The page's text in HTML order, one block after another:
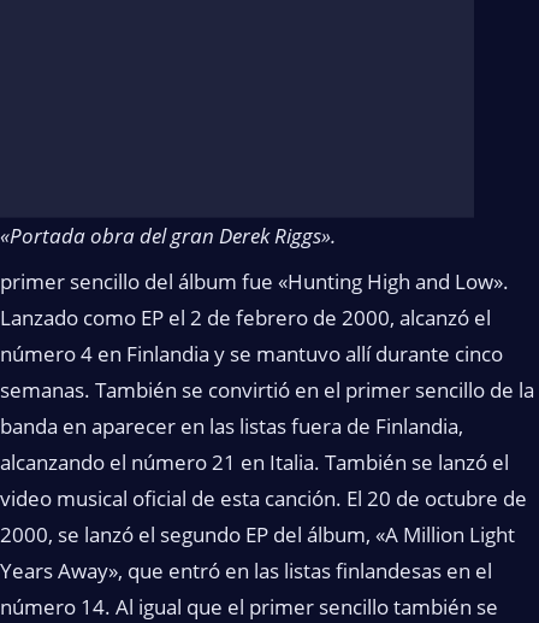
«Portada obra del gran Derek Riggs».
primer sencillo del álbum fue «Hunting High and Low».
Lanzado como EP el 2 de febrero de 2000, alcanzó el
número 4 en Finlandia y se mantuvo allí durante cinco
semanas. También se convirtió en el primer sencillo de la
banda en aparecer en las listas fuera de Finlandia,
alcanzando el número 21 en Italia. También se lanzó el
video musical oficial de esta canción. El 20 de octubre de
2000, se lanzó el segundo EP del álbum, «A Million Light
Years Away», que entró en las listas finlandesas en el
número 14. Al igual que el primer sencillo también se